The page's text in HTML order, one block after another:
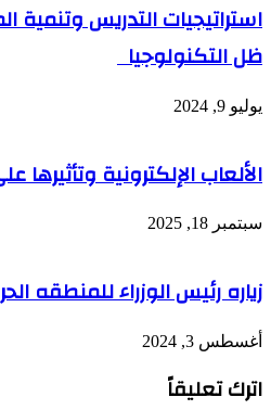
استراتيجيات التدريس وتنمية
ظل التكنولوجيا
يوليو 9, 2024
الألعاب الإلكترونية وتأثيرها
سبتمبر 18, 2025
زياره رئيس الوزراء للمنطقه
أغسطس 3, 2024
اترك تعليقاً